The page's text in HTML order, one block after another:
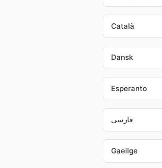
Català
Dansk
Esperanto
فارسی
Gaeilge